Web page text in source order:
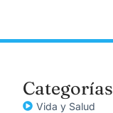
Categorías
Vida y Salud